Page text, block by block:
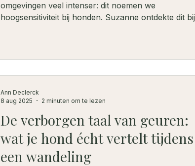
omgevingen veel intenser: dit noemen we
hoogsensitiviteit bij honden. Suzanne ontdekte dit bij
balans én groeide hun band. Ontdek hoe geur een
zachte ondersteuning kan zijn.
De verborgen taal van geuren:
wat je hond écht vertelt tijdens
een wandeling
Ann Declerck
8 aug 2025
2 minuten om te lezen